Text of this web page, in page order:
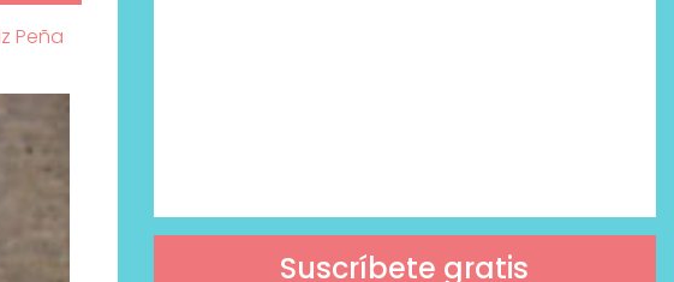
Peña
Suscríbete gratis